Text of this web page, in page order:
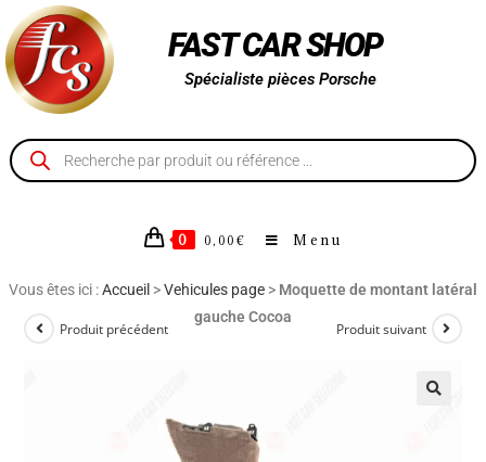
FAST CAR SHOP
Spécialiste pièces Porsche
0 0,00 € Menu
Vous êtes ici :Accueil >Vehicules page > Moquette de montant latéral
gauche Cocoa
Produit précédent Produit suivant